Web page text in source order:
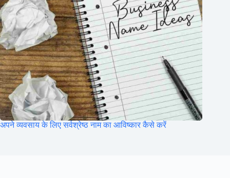
अपने व्यवसाय के लिए सर्वश्रेष्ठ नाम का आविष्कार कैसे करें